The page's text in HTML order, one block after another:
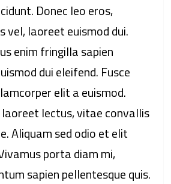
Donec leo eros,
vel, laoreet euismod dui.
enim fringilla sapien
dui eleifend. Fusce
elit a euismod.
laoreet lectus, vitae convallis
Aliquam sed odio et elit
porta diam mi,
sapien pellentesque quis.